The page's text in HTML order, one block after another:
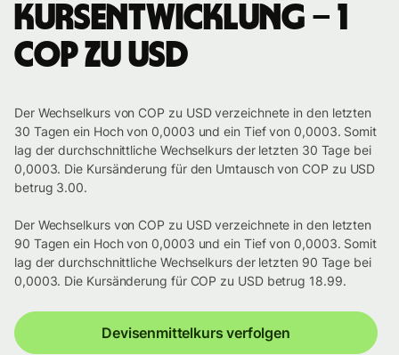
Kursentwicklung – 1
COP zu USD
Der Wechselkurs von COP zu USD verzeichnete in den letzten
30 Tagen ein Hoch von 0,0003 und ein Tief von 0,0003. Somit
lag der durchschnittliche Wechselkurs der letzten 30 Tage bei
0,0003. Die Kursänderung für den Umtausch von COP zu USD
betrug 3.00.
Der Wechselkurs von COP zu USD verzeichnete in den letzten
90 Tagen ein Hoch von 0,0003 und ein Tief von 0,0003. Somit
lag der durchschnittliche Wechselkurs der letzten 90 Tage bei
0,0003. Die Kursänderung für COP zu USD betrug 18.99.
Devisenmittelkurs verfolgen